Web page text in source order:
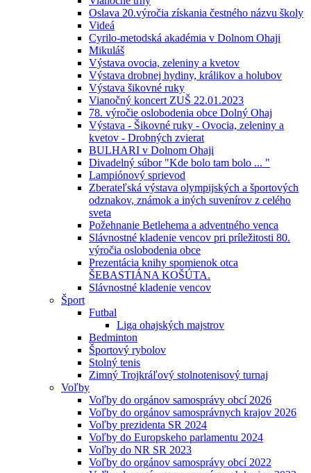
Oslava 20.výročia získania čestného názvu školy
Videá
Cyrilo-metodská akadémia v Dolnom Ohaji
Mikuláš
Výstava ovocia, zeleniny a kvetov
Výstava drobnej hydiny, králikov a holubov
Výstava šikovné ruky
Vianočný koncert ZUŠ 22.01.2023
78. výročie oslobodenia obce Dolný Ohaj
Výstava - Šikovné ruky - Ovocia, zeleniny a
kvetov - Drobných zvierat
BULHARI v Dolnom Ohaji
Divadelný súbor "Kde bolo tam bolo ... "
Lampiónový sprievod
Zberateľská výstava olympijských a športových
odznakov, známok a iných suvenírov z celého
sveta
Požehnanie Betlehema a adventného venca
Slávnostné kladenie vencov pri príležitosti 80.
výročia oslobodenia obce
Prezentácia knihy spomienok otca
ŠEBASTIÁNA KOŠÚTA.
Slávnostné kladenie vencov
Šport
Futbal
Liga ohajských majstrov
Bedminton
Športový rybolov
Stolný tenis
Zimný Trojkráľový stolnotenisový turnaj
Voľby
Voľby do orgánov samosprávy obcí 2026
Voľby do orgánov samosprávnych krajov 2026
Voľby prezidenta SR 2024
Voľby do Europskeho parlamentu 2024
Voľby do NR SR 2023
Voľby do orgánov samosprávy obcí 2022